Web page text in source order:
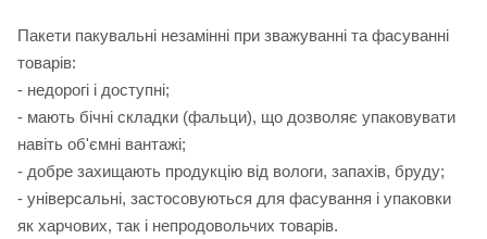
Пакети пакувальні незамінні при зважуванні та фасуванні
товарів:
- недорогі і доступні;
- мають бічні складки (фальци), що дозволяє упаковувати
навіть об'ємні вантажі;
- добре захищають продукцію від вологи, запахів, бруду;
- універсальні, застосовуються для фасування і упаковки
як харчових, так і непродовольчих товарів.